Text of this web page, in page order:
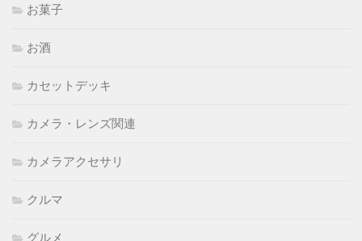
お菓子
お酒
カセットデッキ
カメラ・レンズ関連
カメラアクセサリ
クルマ
グルメ